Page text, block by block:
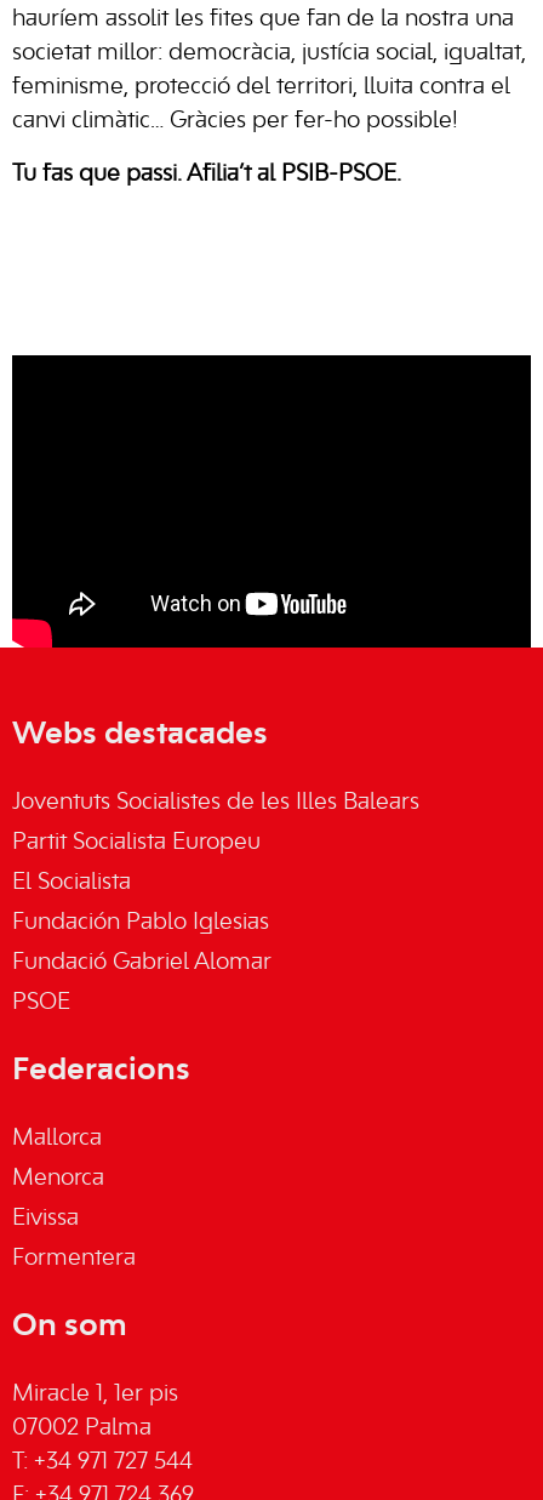
hauríem assolit les fites que fan de la nostra una
societat millor: democràcia, justícia social, igualtat,
feminisme, protecció del territori, lluita contra el
canvi climàtic… Gràcies per fer-ho possible!
Tu fas que passi. Afilia’t al PSIB-PSOE.
Webs destacades
Joventuts Socialistes de les Illes Balears
Partit Socialista Europeu
El Socialista
Fundación Pablo Iglesias
Fundació Gabriel Alomar
PSOE
Federacions
Mallorca
Menorca
Eivissa
Formentera
On som
Miracle 1, 1er pis
07002 Palma
T: +34 971 727 544